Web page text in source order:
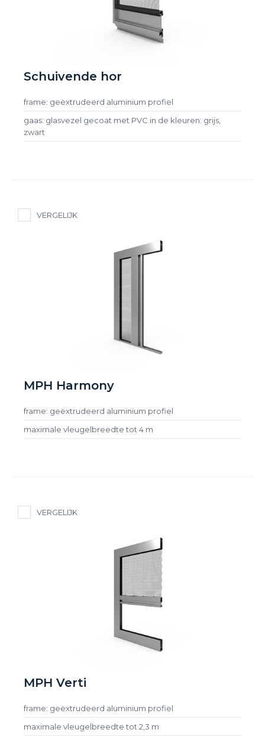
Schuivende hor
frame: geëxtrudeerd aluminium profiel
gaas: glasvezel gecoat met PVC in de kleuren: grijs,
zwart
VERGELIJK
MPH Harmony
frame: geëxtrudeerd aluminium profiel
maximale vleugelbreedte tot 4 m
VERGELIJK
MPH Verti
frame: geëxtrudeerd aluminium profiel
maximale vleugelbreedte tot 2,3 m